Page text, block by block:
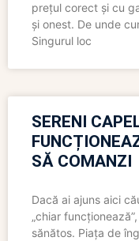
prețul corect și cu
și onest. De unde
Singurul loc
SERENI
SĂ COMANZI
Dacă ai ajuns aici
„chiar
sănătos. Piața de